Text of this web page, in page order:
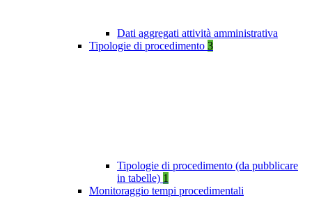
Dati aggregati attività amministrativa
Tipologie di procedimento 3
Tipologie di procedimento (da pubblicare
in tabelle) 1
Monitoraggio tempi procedimentali